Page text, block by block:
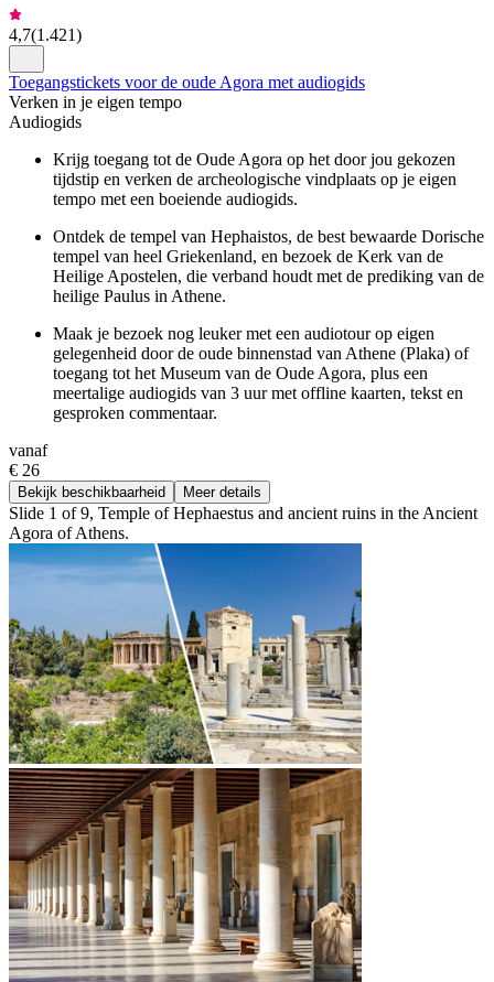
4,7(1.421)
Toegangstickets voor de oude Agora met audiogids
Verken in je eigen tempo
Audiogids
Krijg toegang tot de Oude Agora op het door jou gekozen
tijdstip en verken de archeologische vindplaats op je eigen
tempo met een boeiende audiogids.
Ontdek de tempel van Hephaistos, de best bewaarde Dorische
tempel van heel Griekenland, en bezoek de Kerk van de
Heilige Apostelen, die verband houdt met de prediking van de
heilige Paulus in Athene.
Maak je bezoek nog leuker met een audiotour op eigen
gelegenheid door de oude binnenstad van Athene (Plaka) of
toegang tot het Museum van de Oude Agora, plus een
meertalige audiogids van 3 uur met offline kaarten, tekst en
gesproken commentaar.
vanaf
€ 26
Bekijk beschikbaarheid Meer details
Slide 1 of 9, Temple of Hephaestus and ancient ruins in the Ancient
Agora of Athens.